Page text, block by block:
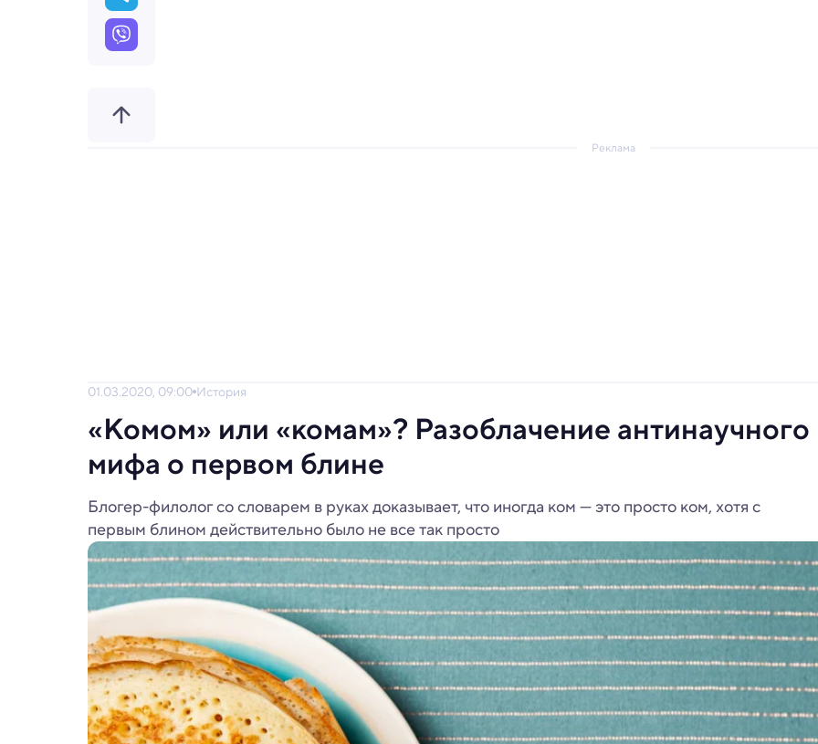
Реклама
01.03.2020, 09:00 История
«Комом» или «комам»? Разоблачение антинаучного
мифа о первом блине
Блогер-филолог со словарем в руках доказывает, что иногда ком — это просто ком, хотя с
первым блином действительно было не все так просто